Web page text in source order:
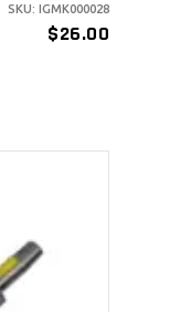
$26.00
SKU: IGMK000028